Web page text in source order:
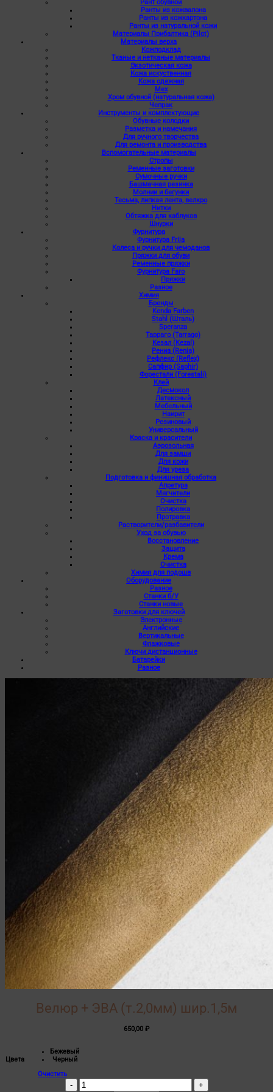
Рант обувной
Ранты из кожвалона
Ранты из кожкартона
Ранты из натуральной кожи
Материалы Прибалтика (Pilot)
Материалы верха
Кожподклад
Тканые и нетканые материалы
Экзотическая кожа
Кожа искуственная
Кожа одежная
Мех
Хром обувной (натуральная кожа)
Чепрак
Инструменты и комплектующие
Обувные колодки
Разметка и намечания
Для ручного творчества
Для ремонта и производства
Вспомогательные материалы
Стропы
Ременные заготовки
Сумочные ручки
Башмачная резинка
Молнии и бегунки
Тесьма, липкая лента, велкро
Нитки
Обтяжка для каблуков
Шнурки
Фурнитура
Фурнитура Frija
Колеса и ручки для чемоданов
Пряжки для обуви
Ременные пряжки
Фурнитура Faro
Пряжки
Разное
Химия
Бренды
Kenda Farben
Stahl (Шталь)
Speranza
Тарраго (Tarrago)
Кезал (Kezal)
Рениа (Renia)
Рефлекс (Reflex)
Сапфир (Saphir)
Форестали (Forestali)
Клей
Десмокол
Латексный
Мебельный
Наирит
Резиновый
Универсальный
Краска и красители
Аэрозольная
Для замши
Для кожи
Для уреза
Подготовка и финишная обработка
Апретура
Мягчители
Очистка
Полировка
Протравка
Растворители/разбавители
Уход за обувью
Восстановление
Защита
Крема
Очистка
Химия для подошв
Оборудование
Разное
Станки б/У
Станки новые
Заготовки для ключей
Электронные
Английские
Вертикальные
Флажковые
Ключи дистанционные
Батарейки
Разное
Велюр + ЭВА (т.2,0мм) шир.1,5м
650,00 ₽
Цвета
Бежевый
Черный
Очистить
Количество
товара